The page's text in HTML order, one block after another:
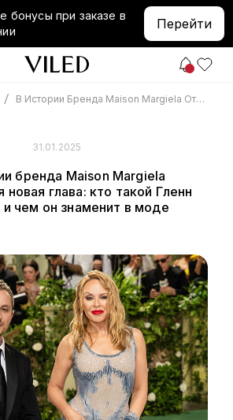
бонусы при заказе в
Перейти
/ В Истории Бренда Maison Margiela Открывается Новая Глава: Кто Такой Гленн Мартенс И Чем Он Знаменит В Моде
31.01.2025
бренда Maison Margiela
новая глава: кто такой Гленн
чем он знаменит в моде